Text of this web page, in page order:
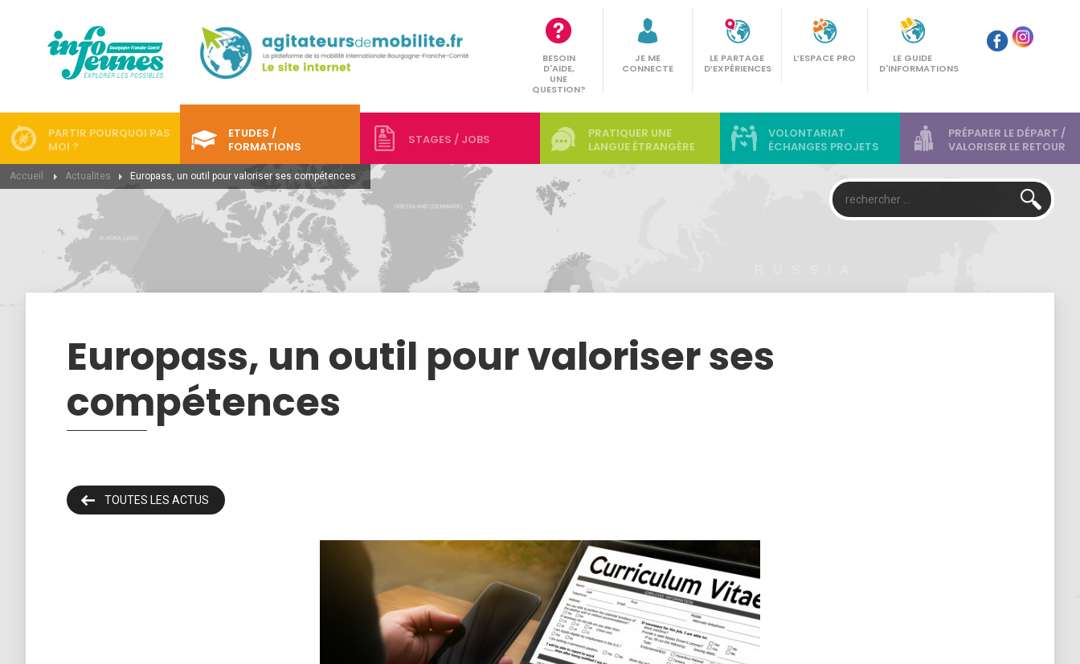
BESOIN
D'AIDE,
UNE
QUESTION?
JE ME
CONNECTE
LE PARTAGE
D’EXPÉRIENCES
L’ESPACE PRO
LE GUIDE
D'INFORMATIONS
PARTIR POURQUOI PAS
MOI ?
ETUDES /
FORMATIONS
STAGES / JOBS
PRATIQUER UNE
LANGUE ÉTRANGÈRE
VOLONTARIAT
ÉCHANGES PROJETS
PRÉPARER LE DÉPART /
VALORISER LE RETOUR
Accueil Actualites Europass, un outil pour valoriser ses compétences
Europass, un outil pour valoriser ses
compétences
TOUTES LES ACTUS